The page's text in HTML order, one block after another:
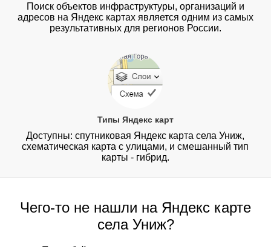
Поиск объектов инфраструктуры, организаций и
адресов на Яндекс картах является одним из самых
результативных для регионов России.
Типы Яндекс карт
Доступны: спутниковая Яндекс карта села Униж,
схематическая карта с улицами, и смешанный тип
карты - гибрид.
Чего-то не нашли на Яндекс карте
села Униж?